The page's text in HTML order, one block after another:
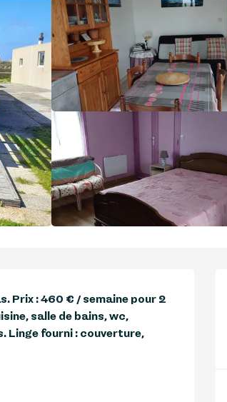
Prix : 460 € / semaine pour 2
salle de bains, wc,
Linge fourni : couverture,